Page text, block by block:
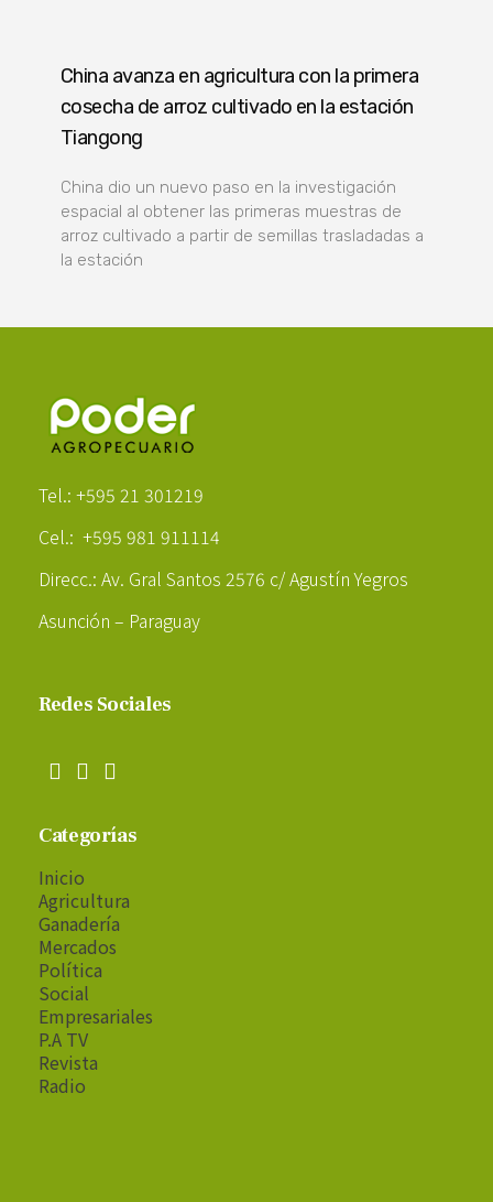
China avanza en agricultura con la primera
cosecha de arroz cultivado en la estación
Tiangong
China dio un nuevo paso en la investigación
espacial al obtener las primeras muestras de
arroz cultivado a partir de semillas trasladadas a
la estación
Tel.: +595 21 301219
Cel.: +595 981 911114
Direcc.: Av. Gral Santos 2576 c/ Agustín Yegros
Asunción – Paraguay
Redes Sociales
Categorías
Inicio
Agricultura
Ganadería
Mercados
Política
Social
Empresariales
P.A TV
Revista
Radio